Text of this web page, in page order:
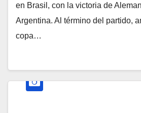
en Brasil, con la victoria de
Argentina. Al término del partido,
copa…